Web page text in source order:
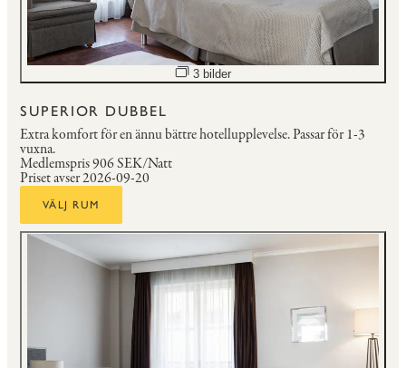
Öppna bildspel
3 bilder
SUPERIOR DUBBEL
Extra komfort för en ännu bättre hotellupplevelse.Passar för 1-3
vuxna.
Medlemspris906 SEK/Natt
Priset avser 2026-09-20
VÄLJ RUM